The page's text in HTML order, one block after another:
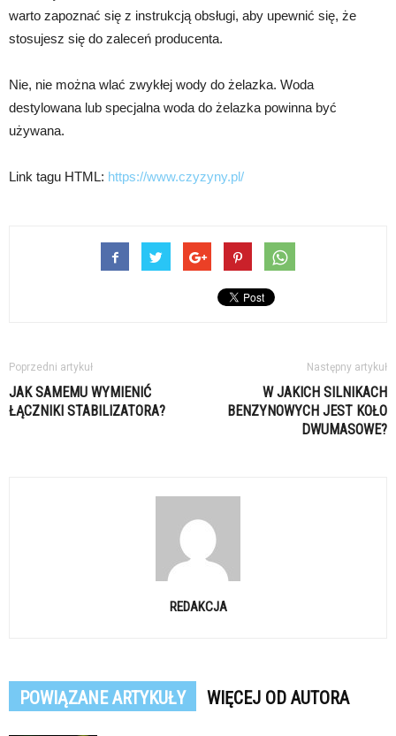
warto zapoznać się z instrukcją obsługi, aby upewnić się, że
stosujesz się do zaleceń producenta.
Nie, nie można wlać zwykłej wody do żelazka. Woda
destylowana lub specjalna woda do żelazka powinna być
używana.
Link tagu HTML: https://www.czyzyny.pl/
Poprzedni artykuł
JAK SAMEMU WYMIENIĆ
ŁĄCZNIKI STABILIZATORA?
Następny artykuł
W JAKICH SILNIKACH
BENZYNOWYCH JEST KOŁO
DWUMASOWE?
REDAKCJA
POWIĄZANE ARTYKUŁY WIĘCEJ OD AUTORA